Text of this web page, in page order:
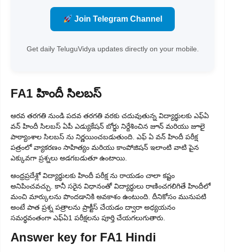
Join Telegram Channel
Get daily TeluguVidya updates directly on your mobile.
FA1 హిందీ సిలబస్
ఆరవ తరగతి నుండి పదవ తరగతి వరకు చదువుతున్న విద్యార్థులకు ఎఫ్ఏ
వన్ హిందీ సిలబస్ ఏపీ ఎడ్యుకేషన్ బోర్డు నిర్దేశించిన జూన్ మరియు జూలై
పాఠ్యాంశాల సిలబస్ ను నిర్ణయించబడుతుంది. ఎఫ్ ఏ వన్ హిందీ పరీక్ష
పత్రంలో వ్యాకరణం సాహిత్యం మరియు కాంపోజిషన్ ఇలాంటి వాటి పైన
ఎక్కువగా ప్రశ్నలు అడగబడుతూ ఉంటాయి.
ఆంధ్రప్రదేశ్లో విద్యార్థులకు హిందీ పరీక్ష ను రాయడం చాలా కష్టం
అనిపించవచ్చు. కానీ సరైన విధానంతో విద్యార్థులు రాణించగలిగితే హిందీలో
మంచి మార్కులను పొందడానికి అవకాశం ఉంటుంది. దీనికోసం మునుపటి
అంటే పాత ప్రశ్న పత్రాలను ప్రాక్టీస్ చేయడం ద్వారా అధ్యయనం
సమర్థవంతంగా ఎఫ్ఏ1 పరీక్షలను పూర్తి చేయగలుగుతారు.
Answer key for FA1 Hindi